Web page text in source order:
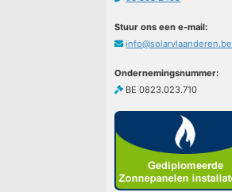
Stuur ons een e-mail:
info@solarvlaanderen.be
Ondernemingsnummer:
BE 0823.023.710